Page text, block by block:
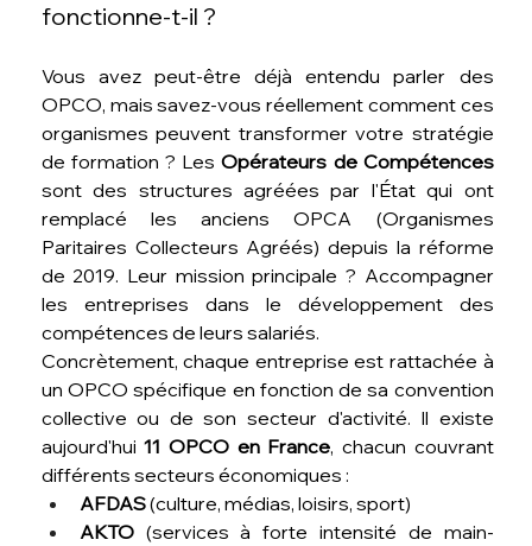
fonctionne-t-il ?
Vous avez peut-être déjà entendu parler des
OPCO, mais savez-vous réellement comment ces
organismes peuvent transformer votre stratégie
de formation ? Les Opérateurs de Compétences
sont des structures agréées par l'État qui ont
remplacé les anciens OPCA (Organismes
Paritaires Collecteurs Agréés) depuis la réforme
de 2019. Leur mission principale ? Accompagner
les entreprises dans le développement des
compétences de leurs salariés.
Concrètement, chaque entreprise est rattachée à
un OPCO spécifique en fonction de sa convention
collective ou de son secteur d'activité. Il existe
aujourd'hui 11 OPCO en France, chacun couvrant
différents secteurs économiques :
AFDAS (culture, médias, loisirs, sport)
AKTO (services à forte intensité de main-